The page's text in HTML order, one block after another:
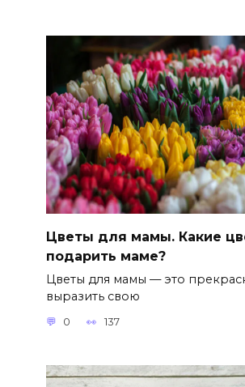
Цветы для мамы. Какие
подарить маме?
Цветы для мамы — это
выразить свою
0 137